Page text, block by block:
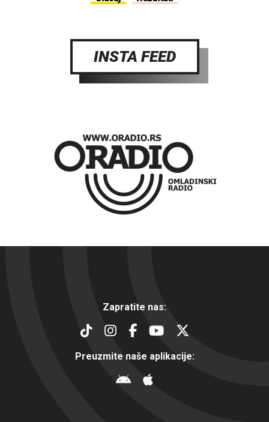
INSTA FEED
Zapratite nas:
Preuzmite naše aplikacije: